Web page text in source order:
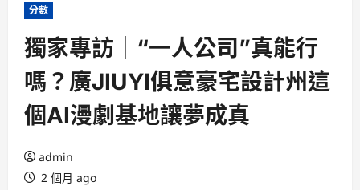
分數
獨家專訪｜“一人公司”真能行
嗎？廣JIUYI俱意豪宅設計州這
個AI漫劇基地讓夢成真
admin
2 個月 ago